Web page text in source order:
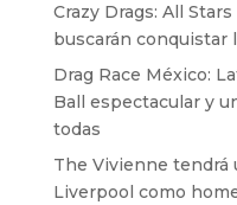
Crazy Drags: All
buscarán conquistar
Drag Race México:
Ball espectacular y
todas
The Vivienne tendrá
Liverpool como